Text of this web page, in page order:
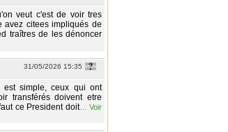
veut c'est de voir tres
avez citees impliqués de
traîtres de les dénoncer
31/05/2026 15:35
est simple, ceux qui ont
transférés doivent etre
ce President doit…Voir